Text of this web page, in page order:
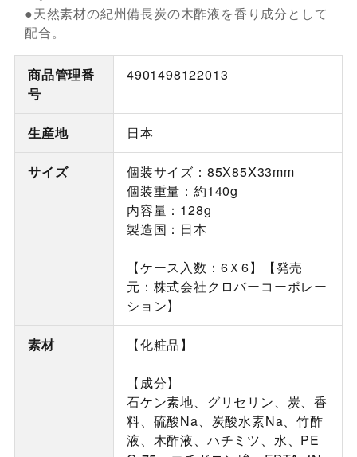
●天然素材の紀州備長炭の木酢液を香り成分として
配合。
商品管理番
号
4901498122013
生産地 日本
サイズ
個装サイズ：85X85X33mm
個装重量：約140g
内容量：128g
製造国：日本
【ケース入数：6Ｘ6】【発売
元：株式会社クロバーコーポレー
ション】
素材 【化粧品】
【成分】
石ケン素地、グリセリン、炭、香
料、硫酸Na、炭酸水素Na、竹酢
液、木酢液、ハチミツ、水、PE